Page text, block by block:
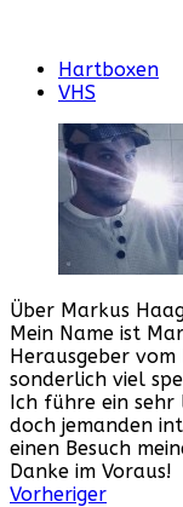
Hartboxen
VHS
Über Markus
Mein Name ist
Herausgeber
sonderlich viel
Ich führe ein sehr
doch jemanden
einen Besuch
Danke im Voraus!
Webseite
Facebook
Instagram
YouTube
Vorheriger